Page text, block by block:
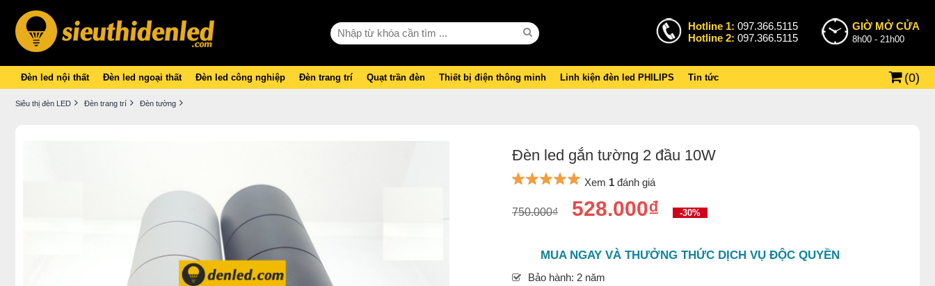
Hotline 1: 097.366.5115
Hotline 2: 097.366.5115
GIỜ MỞ CỬA
8h00 - 21h00
Đèn led nội thất Đèn led ngoại thất Đèn led công nghiệp Đèn trang trí Quạt trần đèn Thiết bị điện thông minh Linh kiện đèn led PHILIPS Tin tức (0)
Siêu thị đèn LED Đèn trang trí Đèn tường
Đèn led gắn tường 2 đầu 10W
Xem 1 đánh giá
750.000₫ 528.000₫ -30%
MUA NGAY VÀ THƯỞNG THỨC DỊCH VỤ ĐỘC QUYỀN
Bảo hành: 2 năm